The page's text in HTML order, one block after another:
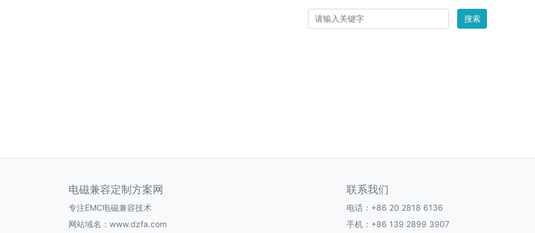
搜索
电磁兼容定制方案网
专注EMC电磁兼容技术
网站域名：www.dzfa.com
联系我们
电话：+86 20 2818 6136
手机：+86 139 2899 3907